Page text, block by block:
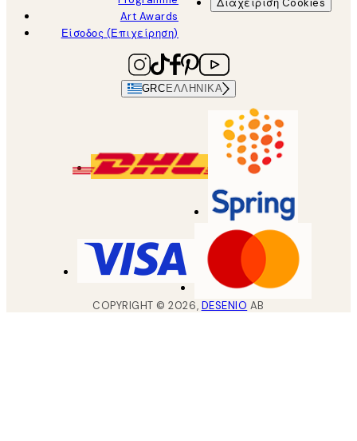
Art Awards
Είσοδος (Επιχείρηση)
Διαχείριση Cookies
GRC ΕΛΛΗΝΙΚΆ
COPYRIGHT ©2026, DESENIO AB